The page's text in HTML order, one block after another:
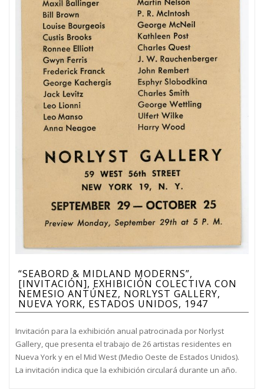
“SEABORD & MIDLAND MODERNS”,
[INVITACIÓN], EXHIBICIÓN COLECTIVA CON
NEMESIO ANTÚNEZ, NORLYST GALLERY,
NUEVA YORK, ESTADOS UNIDOS, 1947
Invitación para la exhibición anual patrocinada por Norlyst
Gallery, que presenta el trabajo de 26 artistas residentes en
Nueva York y en el Mid West (Medio Oeste de Estados Unidos).
La invitación indica que la exhibición circulará durante un año.